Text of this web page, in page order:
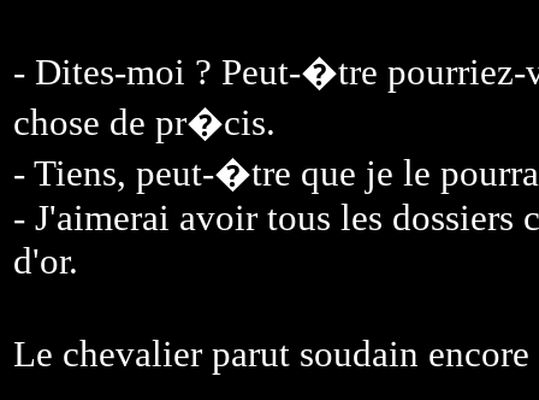
- Dites-moi ? Peut-�tre pourriez-
chose de pr�cis.
- Tiens, peut-�tre que je le
- J'aimerai avoir tous les dossiers
d'or.
Le chevalier parut soudain